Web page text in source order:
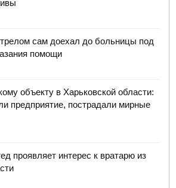
сам доехал до больницы под
помощи
объекту в Харьковской области:
предприятие, пострадали мирные
проявляет интерес к вратарю из